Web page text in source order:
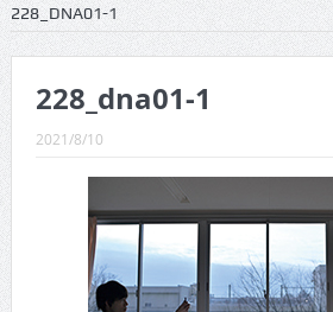
CINEMA×STYLE 291号
CINEMA×STYLE 289号
CINEMA×STYLE 287号
CINEMA×STYLE 286号
CINEMA×STYLE 285号
228_DNA01-1
228_dna01-1
2021/8/10